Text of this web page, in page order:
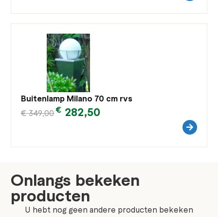
Buitenlamp Milano 70 cm rvs
€349,00€ 282,50
Onlangs bekeken
producten
U hebt nog geen andere producten bekeken